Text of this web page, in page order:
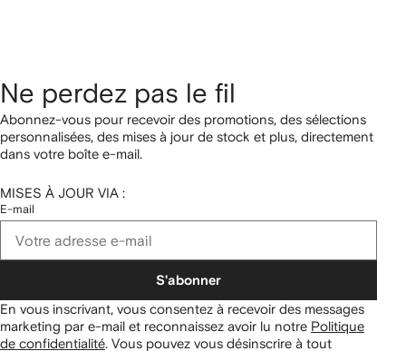
Ne perdez pas le fil
Abonnez-vous pour recevoir des promotions, des sélections
personnalisées, des mises à jour de stock et plus, directement
dans votre boîte e-mail.
MISES À JOUR VIA :
E-mail
S'abonner
En vous inscrivant, vous consentez à recevoir des messages
marketing par e-mail et reconnaissez avoir lu notre Politique
de confidentialité. Vous pouvez vous désinscrire à tout